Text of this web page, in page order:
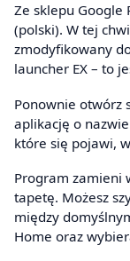
Ze sklepu Google
(polski). W tej
zmodyfikowany
launcher EX – to
Ponownie otwórz
aplikację o
które się pojawi,
Program zamieni
tapetę. Możesz
między
Home oraz